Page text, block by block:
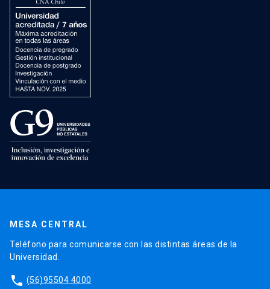
MESA CENTRAL
Teléfono para comunicarse con las distintas áreas de la
Universidad.
phone (56)95504 4000